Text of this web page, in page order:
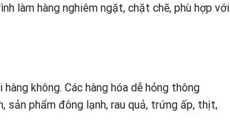
làm hàng nghiêm ngặt, chặt chẽ, phù hợp với
không. Các hàng hóa dễ hỏng thông
sản phẩm đông lạnh, rau quả, trứng ấp, thịt,